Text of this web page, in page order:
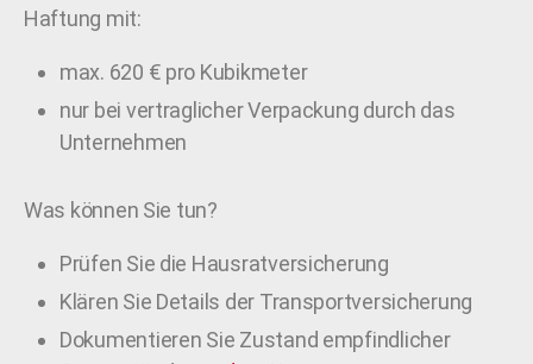
Haftung mit:
max. 620 € pro Kubikmeter
nur bei vertraglicher Verpackung durch das
Unternehmen
Was können Sie tun?
Prüfen Sie die Hausratversicherung
Klären Sie Details der Transportversicherung
Dokumentieren Sie Zustand empfindlicher